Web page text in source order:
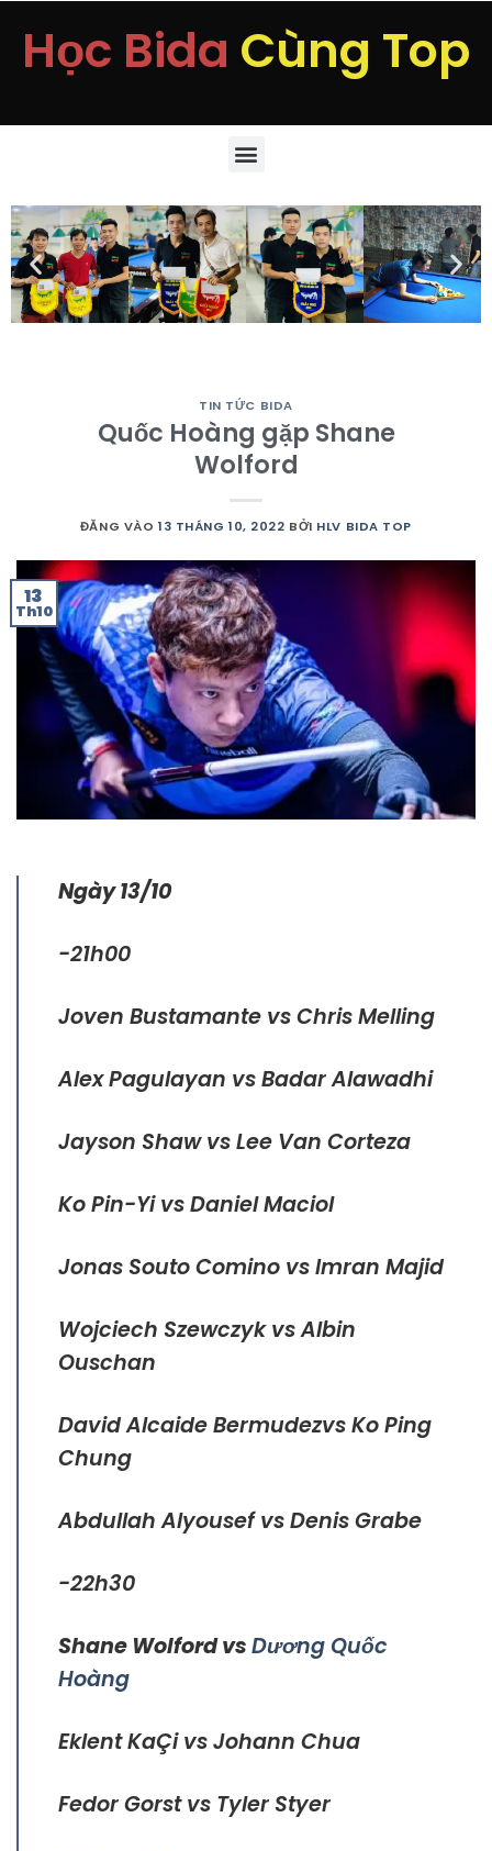
Học Bida Cùng Top
TIN TỨC BIDA
Quốc Hoàng gặp Shane
Wolford
ĐĂNG VÀO 13 THÁNG 10, 2022 BỞI HLV BIDA TOP
13
Th10
Ngày 13/10
-21h00
Joven Bustamante vs Chris Melling
Alex Pagulayan vs Badar Alawadhi
Jayson Shaw vs Lee Van Corteza
Ko Pin-Yi vs Daniel Maciol
Jonas Souto Comino vs Imran Majid
Wojciech Szewczyk vs Albin
Ouschan
David Alcaide Bermudezvs Ko Ping
Chung
Abdullah Alyousef vs Denis Grabe
-22h30
Shane Wolford vsDương Quốc
Hoàng
Eklent KaÇi vs Johann Chua
Fedor Gorst vs Tyler Styer